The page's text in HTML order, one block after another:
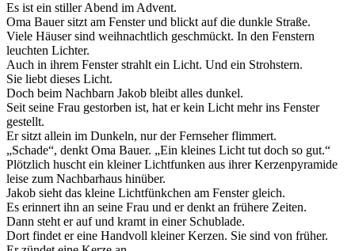
Es ist ein stiller Abend im Advent.
Oma Bauer sitzt am Fenster und blickt auf die dunkle Straße.
Viele Häuser sind weihnachtlich geschmückt. In den Fenstern
leuchten Lichter.
Auch in ihrem Fenster strahlt ein Licht. Und ein Strohstern.
Sie liebt dieses Licht.
Doch beim Nachbarn Jakob bleibt alles dunkel.
Seit seine Frau gestorben ist, hat er kein Licht mehr ins Fenster
gestellt.
Er sitzt allein im Dunkeln, nur der Fernseher flimmert.
„Schade“, denkt Oma Bauer. „Ein kleines Licht tut doch so gut.“
Plötzlich huscht ein kleiner Lichtfunken aus ihrer Kerzenpyramide
leise zum Nachbarhaus hinüber.
Jakob sieht das kleine Lichtfünkchen am Fenster gleich.
Es erinnert ihn an seine Frau und er denkt an frühere Zeiten.
Dann steht er auf und kramt in einer Schublade.
Dort findet er eine Handvoll kleiner Kerzen. Sie sind von früher.